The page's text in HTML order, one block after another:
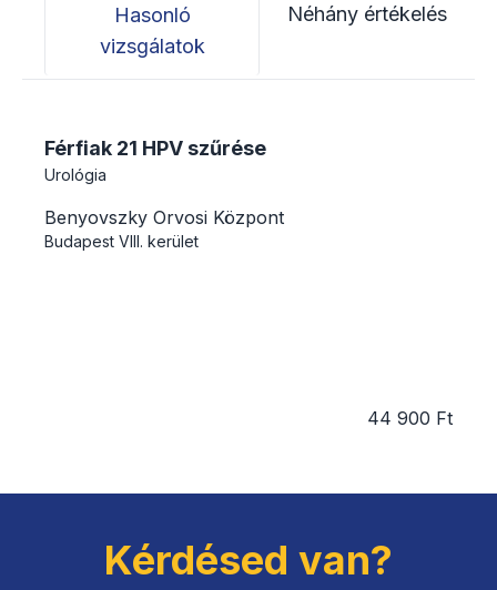
Hasonló
vizsgálatok
Néhány értékelés
Férfiak 21 HPV szűrése
Urológia
Benyovszky Orvosi Központ
Budapest VIII. kerület
44 900 Ft
Kérdésed van?